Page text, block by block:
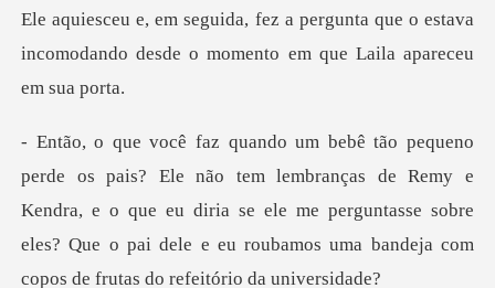
nta que o estava
incomodando desde o mom
anças de Remy e
Kendra, e o que eu diria se ele me perguntasse sobre
eles? Que o pa